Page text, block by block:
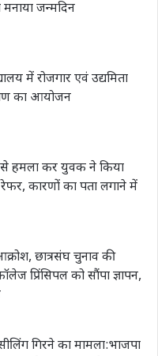
मनाया जन्मदिन
में रोजगार एवं उद्यमिता
का आयोजन
से हमला कर युवक ने किया
कारणों का पता लगाने में
छात्रसंघ चुनाव की
प्रिंसिपल को सौंपा ज्ञापन,
गिरने का मामला:भाजपा